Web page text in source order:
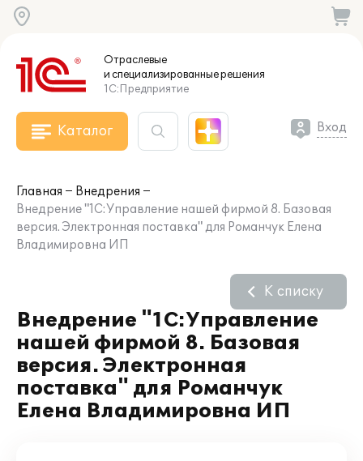
Отраслевые
и специализированныерешения
1С:Предприятие
Каталог Вход
Главная
Внедрения
Внедрение "1С:Управление нашей фирмой 8. Базовая
версия. Электронная поставка" для Романчук Елена
Владимировна ИП
Внедрение "1С:Управление
нашей фирмой 8. Базовая
версия. Электронная
поставка" для Романчук
Елена Владимировна ИП
К списку